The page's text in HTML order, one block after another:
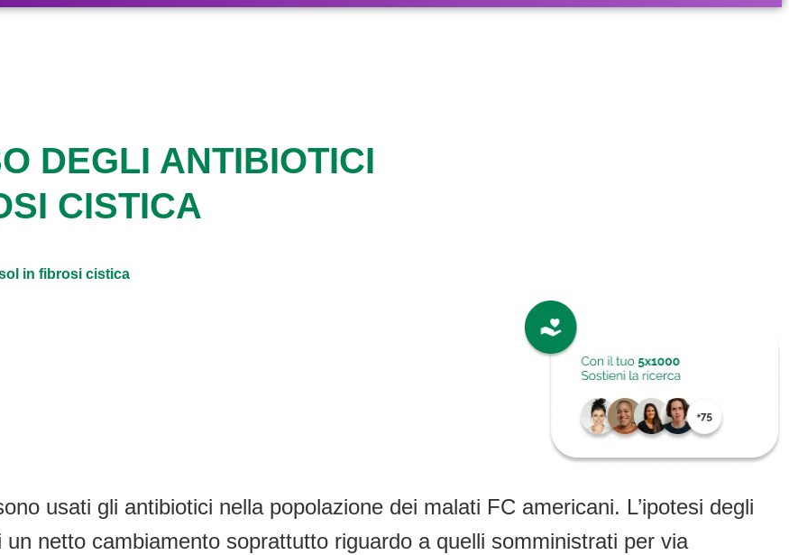
DEGLI ANTIBIOTICI
CISTICA
in fibrosi cistica
usati gli antibiotici nella popolazione dei malati FC americani. L’ipotesi degli
netto cambiamento soprattutto riguardo a quelli somministrati per via